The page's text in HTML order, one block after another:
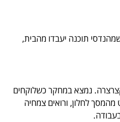
תוכנה יעבדו מהבית,
נמצא במחקר כשלוקחים
לחלון, ורואים צמחיה